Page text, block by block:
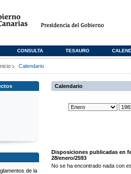
CONSULTA TESAURO
Calendario
de la
Calendario
Disposiciones publicadas en
28/enero/2593
No se ha encontrado nada con